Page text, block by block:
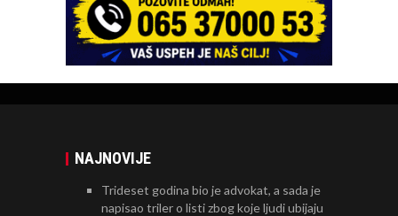
NAJNOVIJE
Trideset godina bio je advokat, a sada je
napisao triler o listi zbog koje ljudi ubijaju